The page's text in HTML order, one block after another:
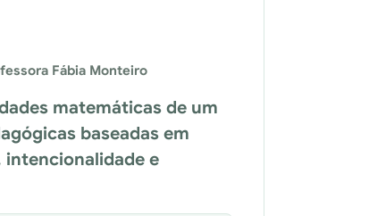
Fábia Monteiro
matemáticas de um
baseadas em
intencionalidade e